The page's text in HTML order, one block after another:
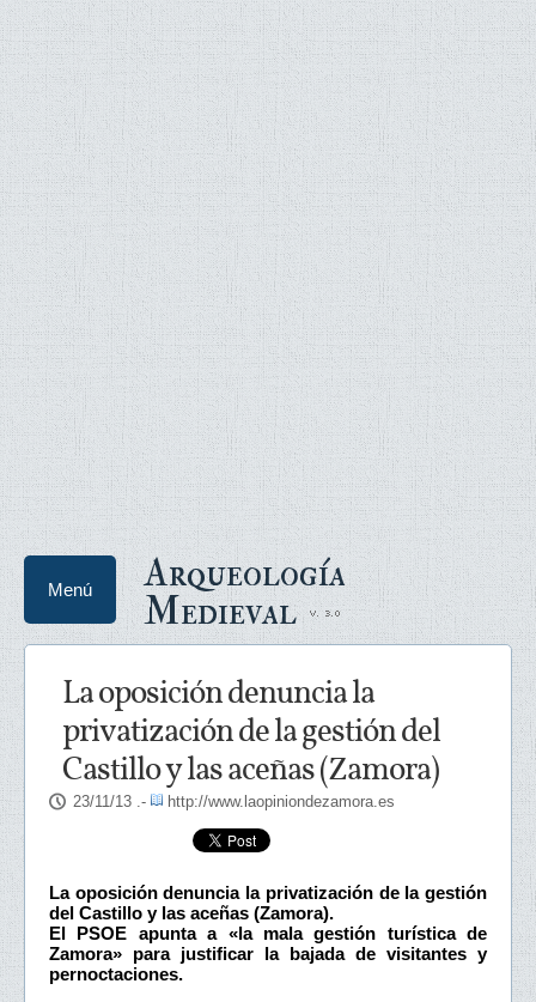
Arqueología
Medieval
Menú
La oposición denuncia la
privatización de la gestión del
Castillo y las aceñas (Zamora)
23/11/13 .- http://www.laopiniondezamora.es
La oposición denuncia la privatización de la gestión
del Castillo y las aceñas (Zamora).
El PSOE apunta a «la mala gestión turística de
Zamora» para justificar la bajada de visitantes y
pernoctaciones.